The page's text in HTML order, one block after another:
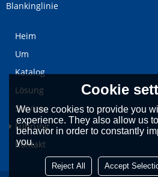
Blankinglinie
Heim
Um
Katalog
Lösung
Service
Führung
Kontakt
Cookie
We use cookies to provide you
experience. They also allow us
behavior in order to constantly
you.
Reject All Accept